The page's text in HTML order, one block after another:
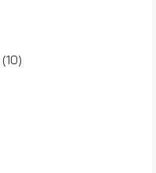
(10)